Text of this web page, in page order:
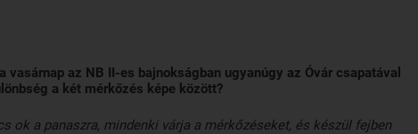
vasárnap az NB II-es bajnokságban ugyanúgy az Óvár csapatával
a két mérkőzés képe között?
ok a panaszra, mindenki várja a mérkőzéseket, és készül fejben